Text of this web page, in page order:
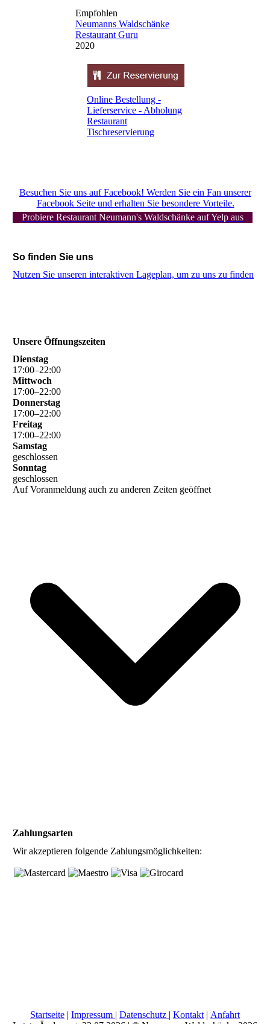
Online Bestellung -
Lieferservice - Abholung
Restaurant
Tischreservierung
Besuchen Sie uns auf Facebook! Werden Sie ein Fan unserer
Facebook Seite und erhalten Sie besondere Vorteile.
Probiere Restaurant Neumann's Waldschänke auf Yelp aus
So finden Sie uns
Nutzen Sie unseren interaktiven La­ge­plan, um zu uns zu finden
Unsere Öffnungszeiten
Dienstag
17:00–22:00
Mittwoch
17:00–22:00
Donnerstag
17:00–22:00
Freitag
17:00–22:00
Samstag
geschlossen
Sonntag
geschlossen
Auf Voranmeldung auch zu anderen Zeiten geöffnet
Zahlungsarten
Wir akzeptieren folgende Zahlungsmöglichkeiten:
Startseite | Impressum | Datenschutz | Kontakt | Anfahrt